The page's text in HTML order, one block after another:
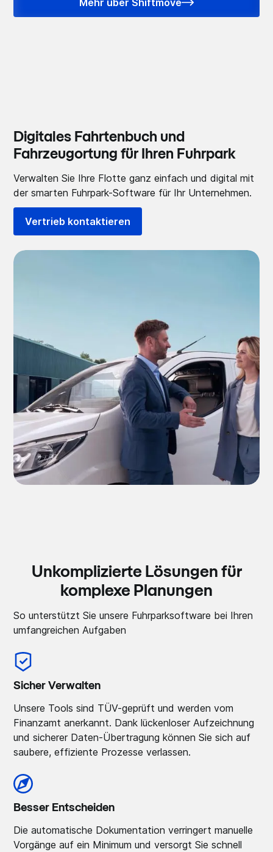
Mehr über Shiftmove
Digitales Fahrtenbuch und
Fahrzeugortung für Ihren Fuhrpark
Verwalten Sie Ihre Flotte ganz einfach und digital mit
der smarten Fuhrpark-Software für Ihr Unternehmen.
Vertrieb kontaktieren
Unkomplizierte Lösungen für
komplexe Planungen
So unterstützt Sie unsere Fuhrparksoftware bei Ihren
umfangreichen Aufgaben
Sicher Verwalten
Unsere Tools sind TÜV-geprüft und werden vom
Finanzamt anerkannt. Dank lückenloser Aufzeichnung
und sicherer Daten-Übertragung können Sie sich auf
saubere, effiziente Prozesse verlassen.
Besser Entscheiden
Die automatische Dokumentation verringert manuelle
Vorgänge auf ein Minimum und versorgt Sie schnell